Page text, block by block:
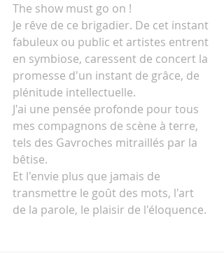
The show must go on !
Je rêve de ce brigadier. De cet instant
fabuleux ou public et artistes entrent
en symbiose, caressent de concert la
promesse d'un instant de grâce, de
plénitude intellectuelle.
J'ai une pensée profonde pour tous
mes compagnons de scène à terre,
tels des Gavroches mitraillés par la
bêtise.
Et l'envie plus que jamais de
transmettre le goût des mots, l'art
de la parole, le plaisir de l'éloquence.